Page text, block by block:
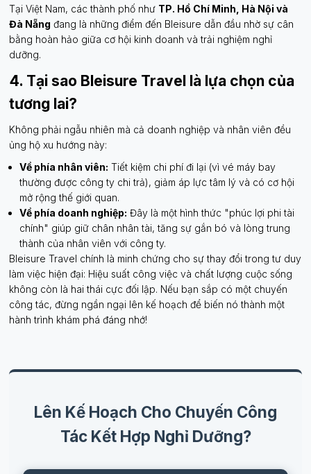
Tại Việt Nam, các thành phố như TP. Hồ Chí Minh, Hà Nội và
Đà Nẵng đang là những điểm đến Bleisure dẫn đầu nhờ sự cân
bằng hoàn hảo giữa cơ hội kinh doanh và trải nghiệm nghỉ
dưỡng.
4. Tại sao Bleisure Travel là lựa chọn của
tương lai?
Không phải ngẫu nhiên mà cả doanh nghiệp và nhân viên đều
ủng hộ xu hướng này:
Về phía nhân viên: Tiết kiệm chi phí đi lại (vì vé máy bay
thường được công ty chi trả), giảm áp lực tâm lý và có cơ hội
mở rộng thế giới quan.
Về phía doanh nghiệp: Đây là một hình thức "phúc lợi phi tài
chính" giúp giữ chân nhân tài, tăng sự gắn bó và lòng trung
thành của nhân viên với công ty.
Bleisure Travel chính là minh chứng cho sự thay đổi trong tư duy
làm việc hiện đại: Hiệu suất công việc và chất lượng cuộc sống
không còn là hai thái cực đối lập. Nếu bạn sắp có một chuyến
công tác, đừng ngần ngại lên kế hoạch để biến nó thành một
hành trình khám phá đáng nhớ!
Lên Kế Hoạch Cho Chuyến Công
Tác Kết Hợp Nghỉ Dưỡng?